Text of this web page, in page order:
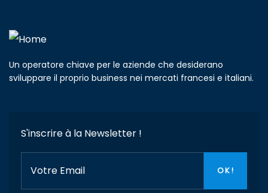
Un operatore chiave per le aziende che desiderano
sviluppare il proprio business nei mercati francesi e italiani.
S'inscrire à la Newsletter !